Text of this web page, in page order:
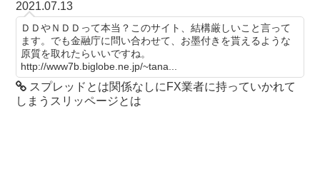
2021.07.13
ＤＤやＮＤＤって本当？このサイト、結構厳しいこと言って
ます。でも金融庁に問い合わせて、お墨付きを貰えるような
原質を取れたらいいですね。
http://www7b.biglobe.ne.jp/~tana...
スプレッドとは関係なしにFX業者に持っていかれて
しまうスリッページとは